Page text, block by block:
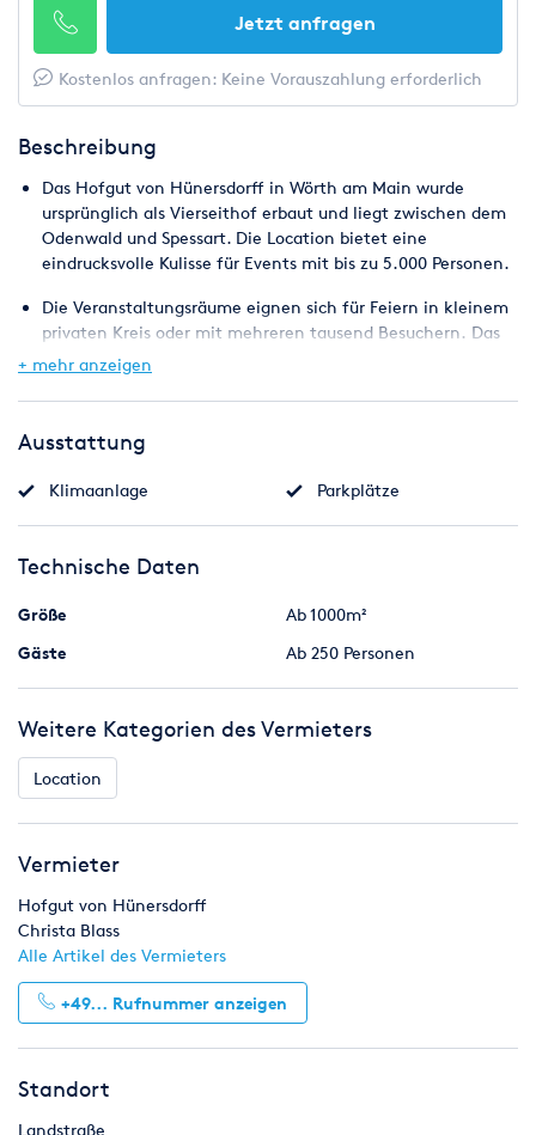
Jetzt anfragen
Kostenlos anfragen: Keine Vorauszahlung erforderlich
Beschreibung
Das Hofgut von Hünersdorff in Wörth am Main wurde
ursprünglich als Vierseithof erbaut und liegt zwischen dem
Odenwald und Spessart. Die Location bietet eine
eindrucksvolle Kulisse für Events mit bis zu 5.000 Personen.
Die Veranstaltungsräume eignen sich für Feiern in kleinem
privaten Kreis oder mit mehreren tausend Besuchern. Das
Hofgut von Hünersdorff eignet sich für die Ausrichtung
eine ganz besondere Hochzeitslocation. Die
Räumlichkeiten stehen Ihnen stets exklusiv zur Verfügung,
da keine parallele Vermietung stattfindet.
Der weitläufige Innenhof mit seinem alten Baumbestand
ist vielseitig verwendbar. Im Frühjahr und Sommer werden
Gern können Sie zusätzlich die ehemaligen Stallungen als
+ mehr anzeigen
Ausstattung
Klimaanlage Parkplätze
Technische Daten
Größe
Ab 1000m²
Gäste
Ab 250 Personen
Weitere Kategorien des Vermieters
Location
Vermieter
Hofgut von Hünersdorff
Christa Blass
Alle Artikel des Vermieters
+49... Rufnummer anzeigen
Standort
Landstraße